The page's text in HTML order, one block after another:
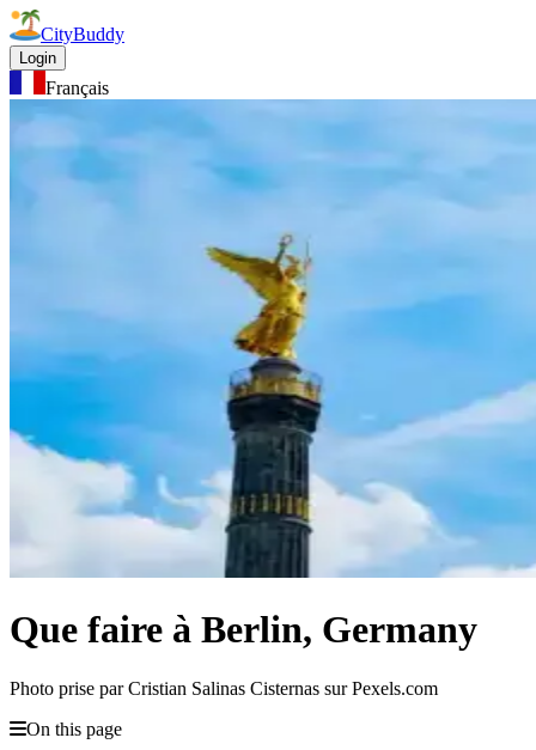
CityBuddy
Login
Français
Que faire à Berlin, Germany
Photo prise par Cristian Salinas Cisternas sur Pexels.com
On this page